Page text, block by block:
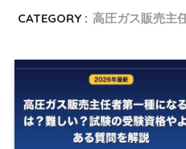
CATEGORY : 高圧ガス販売主